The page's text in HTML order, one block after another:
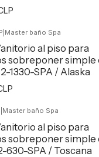
Master baño Spa
al piso para
sobreponer simple
1330-SPA / Alaska
Master baño Spa
al piso para
sobreponer simple
630-SPA / Toscana